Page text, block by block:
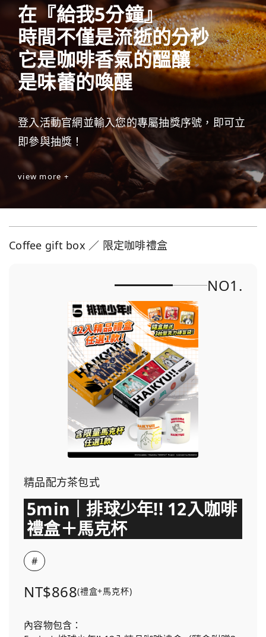
在『給我5分鐘』
時間不僅是流逝的分秒
它是咖啡香氣的醞釀
是味蕾的喚醒
登入活動官網並輸入您的專屬抽獎序號，即可立
即參與抽獎！
view more +
Coffee gift box ／ 限定咖啡禮盒
NO1.
精品配方茶包式
5min｜排球少年!! 12入咖啡
禮盒＋馬克杯
#
NT$868(禮盒+馬克杯)
內容物包含：